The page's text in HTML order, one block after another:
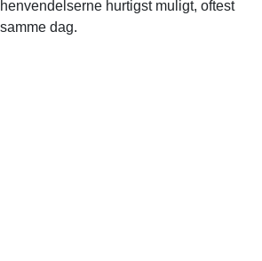
henvendelserne hurtigst muligt, oftest
samme dag.